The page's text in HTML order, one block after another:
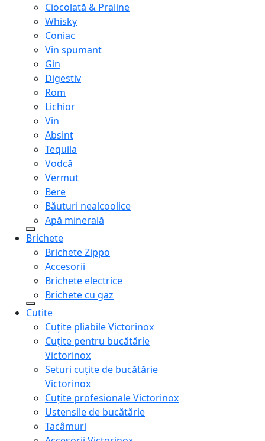
Ciocolată & Praline
Whisky
Coniac
Vin spumant
Gin
Digestiv
Rom
Lichior
Vin
Absint
Tequila
Vodcă
Vermut
Bere
Băuturi nealcoolice
Apă minerală
Brichete
Brichete Zippo
Accesorii
Brichete electrice
Brichete cu gaz
Cuțite
Cuțite pliabile Victorinox
Cuțite pentru bucătărie
Victorinox
Seturi cuțite de bucătărie
Victorinox
Cuțite profesionale Victorinox
Ustensile de bucătărie
Tacâmuri